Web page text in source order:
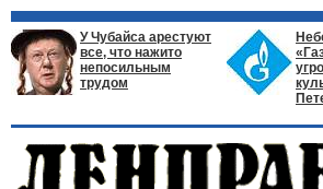
У Чубайса арестуют
все, что нажито
непосильным
трудом